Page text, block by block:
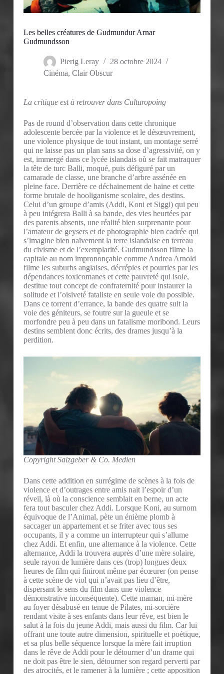
Les belles créatures de Gudmundur Arnar
Gudmundsson
Pierig Leray
28 octobre 2024
Cinéma, Clair Obscur
La critique est à retrouver dans Culturopoing
Pas de round d’observation dans cette chronique
adolescente bercée par la violence et le désœuvrement,
une violence physique de tout instant, un montage serré
qui ne laisse pas un plan sans sa dose d’agressivité, on y
est, immergé dans ce lycée islandais où se fait matraquer
la tête de turc Balli, moqué, puis défiguré par un
camarade de classe, une branche d’arbre assénée en
pleine face. Derrière ce déchainement de haine et cette
forme brutale de hooliganisme scolaire, des destins.
Celui d’un groupe d’amis (Addi, Koni et Siggi) qui peu
à peu intégrera Balli à sa bande, des vies heurtées par
des parents absents, une réalité bien surprenante pour
l’amateur de geysers et de photographie bien cadrée qui
s’imagine bien naïvement la terre islandaise en terreau
du civisme et de l’exemplarité. Gudmundsson filme la
capitale au nom imprononçable comme Andrea Arnold
filme les suburbs anglaises, décrépies et pourries par les
dépendances toxicomanes et cette pauvreté qui isole,
destitue tout concept de confraternité pour instaurer la
solitude et l’oisiveté fataliste en seule voie du possible.
Dans ce torrent d’errance, la bande des quatre suit la
voie des géniteurs, se foutre sur la gueule et se
morfondre peu à peu dans un fatalisme moribond. Leurs
destins semblent donc écrits, des drames jusqu’à la
perdition.
Copyright Salzgeber & Co. Medien
Dans cette addition en surrégime de scènes à la fois de
violence et d’outrages entre amis nait l’espoir d’un
réveil, là où la conscience semblait en berne, un acte
fera tout basculer chez Addi. Lorsque Koni, au surnom
équivoque de l’Animal, pète un énième plomb à
saccager un appartement et se friter avec tous ses
occupants, il y a comme un interrupteur qui s’allume
chez Addi. Et enfin, une alternance à la violence. Cette
alternance, Addi la trouvera auprès d’une mère solaire,
seule rayon de lumière dans ces (trop) longues deux
heures de film qui finiront même par écœurer (on pense
à cette scène de viol qui n’avait pas lieu d’être,
dispersant le sens du film dans une violence
démonstrative inconséquente). Cette maman, mi-mère
au foyer désabusé en tenue de Pilates, mi-sorcière
rendant visite à ses enfants dans leur rêve, est bien le
salut à la fois du jeune Addi, mais aussi du film. Car lui
offrant une toute autre dimension, spirituelle et poétique,
et sa plus belle séquence lorsque la mère fait irruption
dans le rêve de Addi pour le détourner d’un drame qui
ne doit pas être le sien, détourner son regard perverti par
des atrocités, et le ramener à la lumière ; cette apposition